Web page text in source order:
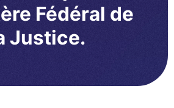
Fédéral de
Justice.